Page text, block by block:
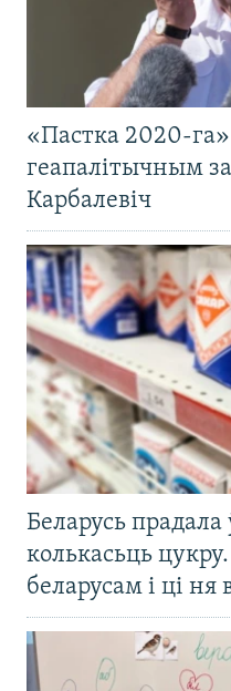
«Пастка 2020-
геапалітычным
Карбалевіч
Беларусь
колькасьць
беларусам і ці